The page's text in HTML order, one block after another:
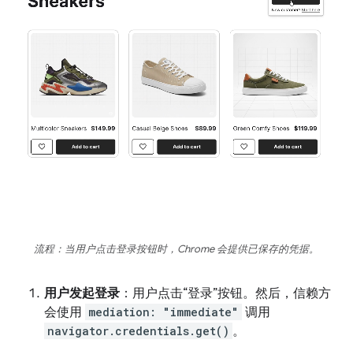
流程：当用户点击登录按钮时，Chrome 会提供已保存的凭据。
用户发起登录 ：用户点击“登录”按钮。然后，信赖方
会使用 mediation: "immediate" 调用
navigator.credentials.get() 。